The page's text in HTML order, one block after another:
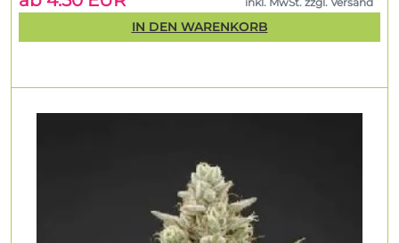
IN DEN WARENKORB